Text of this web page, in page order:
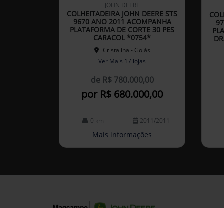
arti
lhe
JOHN DEERE
COLHEITADEIRA JOHN DEERE STS
9670 ANO 2011 ACOMPANHA
PLATAFORMA DE CORTE 30 PES
CARACOL *0754*
Cristalina - Goiás
Ver Mais 17 lojas
de R$ 780.000,00
por R$ 680.000,00
0 km 2011/2011
Mais informações
arti
lhe